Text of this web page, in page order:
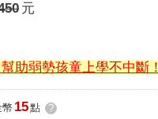
元
助弱勢孩童上學不中斷！
15點 ?